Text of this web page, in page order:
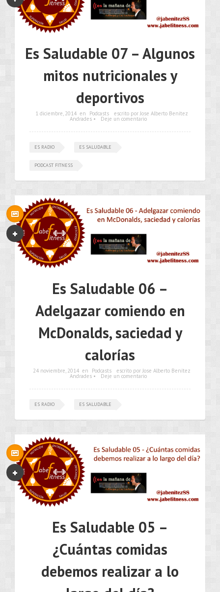
Es Saludable 07 – Algunos
mitos nutricionales y
deportivos
1 diciembre, 2014 en Podcasts escrito por Jose Alberto Benítez
Andrades • Deje un comentario
ES RADIO ES SALUDABLE
PODCAST FITNESS
Es Saludable 06 –
Adelgazar comiendo en
McDonalds, saciedad y
calorías
24 noviembre, 2014 en Podcasts escrito por Jose Alberto Benítez
Andrades • Deje un comentario
ES RADIO ES SALUDABLE
Es Saludable 05 –
¿Cuántas comidas
debemos realizar a lo